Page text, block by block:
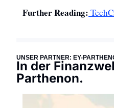
Further Reading:
UNSER PARTNER: EY-
In der
Parthenon.